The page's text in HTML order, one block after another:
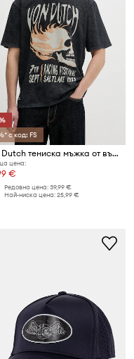
с код: FS
Von Dutch тениска мъжка от вълна
цена:
€
Редовна цена:39,99 €
Най-ниска цена:25,99 €